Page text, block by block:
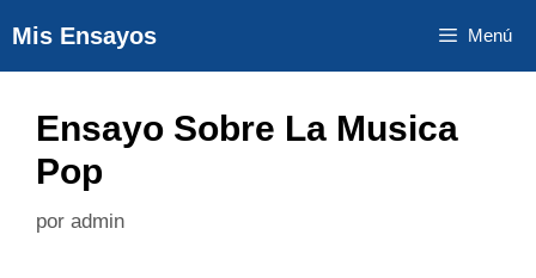
al
contenido
Mis Ensayos Menú
Ensayo Sobre La Musica
Pop
por admin